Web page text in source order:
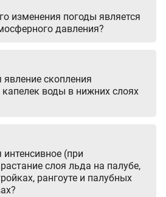
изменения погоды является
давления?
скопления
воды в нижних слоях
(при
слоя льда на палубе,
рангоуте и палубных